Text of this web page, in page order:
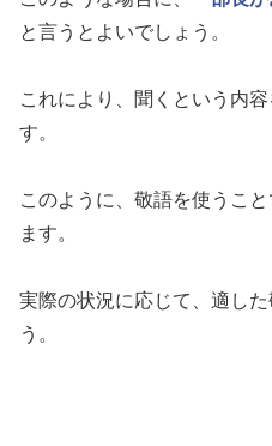
と言うとよいでしょう。
これにより、聞くという内
す。
このように、敬語を使うこ
ます。
実際の状況に応じて、適し
う。